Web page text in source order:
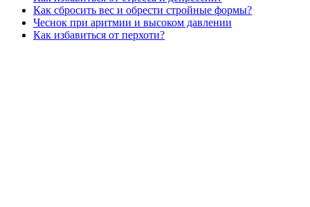
Как сбросить вес и обрести стройные формы?
Чеснок при аритмии и высоком давлении
Как избавиться от перхоти?